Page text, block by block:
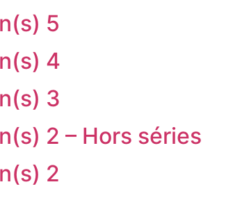
5
4
3
2 – Hors séries
2